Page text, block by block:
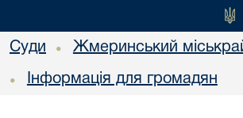
Суди • Жмеринський
• Інформація для громадян